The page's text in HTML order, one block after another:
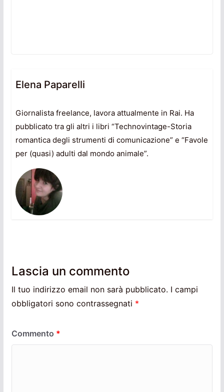
Elena Paparelli
Giornalista freelance, lavora attualmente in Rai. Ha
pubblicato tra gli altri i libri “Technovintage-Storia
romantica degli strumenti di comunicazione” e “Favole
per (quasi) adulti dal mondo animale”.
Lascia un commento
Il tuo indirizzo email non sarà pubblicato. I campi
obbligatori sono contrassegnati *
Commento *